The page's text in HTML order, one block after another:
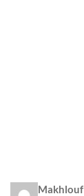
Makhlouf